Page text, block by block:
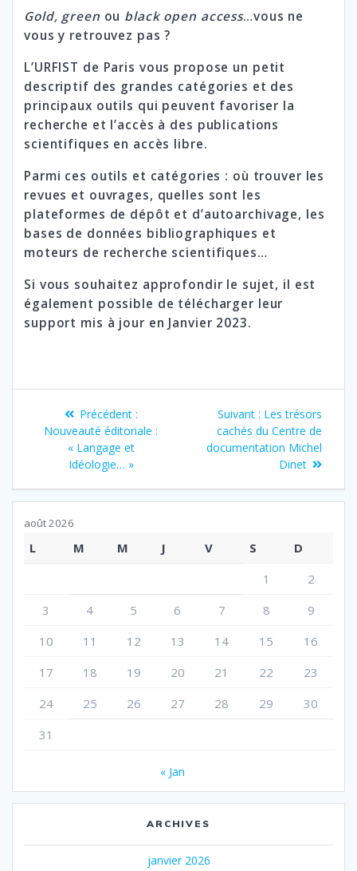
Gold, green ou black open access…vous ne
vous y retrouvez pas ?
L’URFIST de Paris vous propose un petit
descriptif des grandes catégories et des
principaux outils qui peuvent favoriser la
recherche et l’accès à des publications
scientifiques en accès libre.
Parmi ces outils et catégories : où trouver les
revues et ouvrages, quelles sont les
plateformes de dépôt et d’autoarchivage, les
bases de données bibliographiques et
moteurs de recherche scientifiques…
Si vous souhaitez approfondir le sujet, il est
également possible de télécharger leur
support mis à jour en Janvier 2023.
Navigation
de
l’article
Précédent :Article
précédent
Nouveauté éditoriale :
« Langage et
Idéologie… »
Suivant : Article
suivant
:
Les trésors
cachés du Centre de
documentation Michel
Dinet
août 2026
L M M J V S
D
1
2
3
4 5 6 7 8
9
10
11 12 13 14 15
16
17
18 19 20 21 22
23
24
25 26 27 28 29
30
31
« Jan
ARCHIVES
janvier 2026